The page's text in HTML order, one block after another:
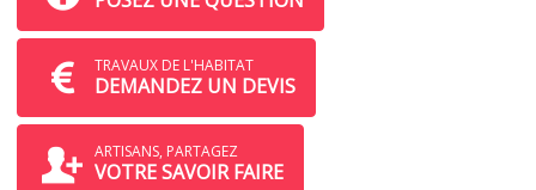
TRAVAUX DE L'HABITAT
DEMANDEZ UN DEVIS
ARTISANS, PARTAGEZ
VOTRE SAVOIR FAIRE